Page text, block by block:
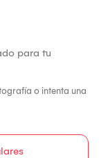
para tu
o intenta una